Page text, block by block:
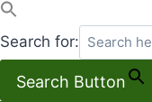
Search for:
Search Button